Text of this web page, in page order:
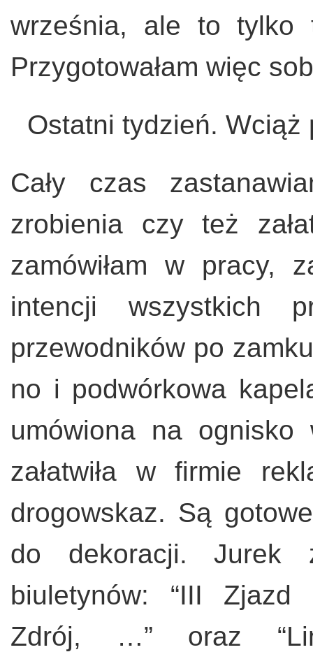
września, ale to
Przygotowałam więc
Ostatni tydzień.
Cały czas
zrobienia czy też
zamówiłam w pracy,
intencji wszystkich
przewodników po
no i podwórkowa
umówiona na
załatwiła w firmie
drogowskaz. Są
do dekoracji. Jurek
biuletynów: “III Zjazd
Zdrój, …” oraz